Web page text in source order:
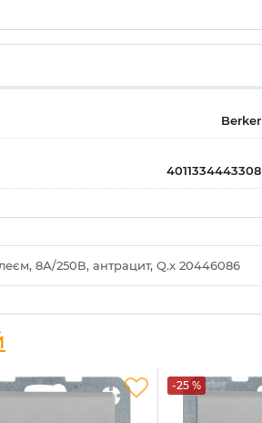
Berker
4011334443308
8А/250В, антрацит, Q.x 20446086
-25 %